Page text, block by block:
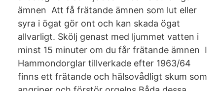
ämnen Att få frätande ämnen som lut eller
syra i ögat gör ont och kan skada ögat
allvarligt. Skölj genast med ljummet vatten i
minst 15 minuter om du får frätande ämnen I
Hammondorglar tillverkade efter 1963/64
finns ett frätande och hälsovådligt skum som